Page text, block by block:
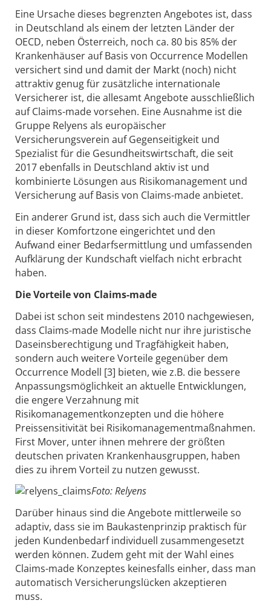
Eine Ursache dieses begrenzten Angebotes ist, dass
in Deutschland als einem der letzten Länder der
OECD, neben Österreich, noch ca. 80 bis 85% der
Krankenhäuser auf Basis von Occurrence Modellen
versichert sind und damit der Markt (noch) nicht
attraktiv genug für zusätzliche internationale
Versicherer ist, die allesamt Angebote ausschließlich
auf Claims-made vorsehen. Eine Ausnahme ist die
Gruppe Relyens als europäischer
Versicherungsverein auf Gegenseitigkeit und
Spezialist für die Gesundheitswirtschaft, die seit
2017 ebenfalls in Deutschland aktiv ist und
kombinierte Lösungen aus Risikomanagement und
Versicherung auf Basis von Claims-made anbietet.
Ein anderer Grund ist, dass sich auch die Vermittler
in dieser Komfortzone eingerichtet und den
Aufwand einer Bedarfsermittlung und umfassenden
Aufklärung der Kundschaft vielfach nicht erbracht
haben.
Die Vorteile von Claims-made
Dabei ist schon seit mindestens 2010 nachgewiesen,
dass Claims-made Modelle nicht nur ihre juristische
Daseinsberechtigung und Tragfähigkeit haben,
sondern auch weitere Vorteile gegenüber dem
Occurrence Modell [3] bieten, wie z.B. die bessere
Anpassungsmöglichkeit an aktuelle Entwicklungen,
die engere Verzahnung mit
Risikomanagementkonzepten und die höhere
Preissensitivität bei Risikomanagementmaßnahmen.
First Mover, unter ihnen mehrere der größten
deutschen privaten Krankenhausgruppen, haben
dies zu ihrem Vorteil zu nutzen gewusst.
Foto: Relyens
Darüber hinaus sind die Angebote mittlerweile so
adaptiv, dass sie im Baukastenprinzip praktisch für
jeden Kundenbedarf individuell zusammengesetzt
werden können. Zudem geht mit der Wahl eines
Claims-made Konzeptes keinesfalls einher, dass man
automatisch Versicherungslücken akzeptieren
muss.